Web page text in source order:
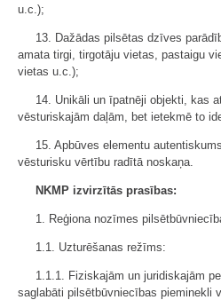
u.c.);
13. Dažādas pilsētas dzīves
amata tirgi, tirgotāju vietas, pastaigu
vietas u.c.);
14. Unikāli un īpatnēji objekti, kas
vēsturiskajām daļām, bet ietekmē to
15. Apbūves elementu
vēsturisku vērtību radītā noskaņa.
NKMP izvirzītās prasības:
1. Reģiona nozīmes
1.1. Uzturēšanas režīms:
1.1.1. Fiziskajām un juridiskajām
saglabāti pilsētbūvniecības pieminekli